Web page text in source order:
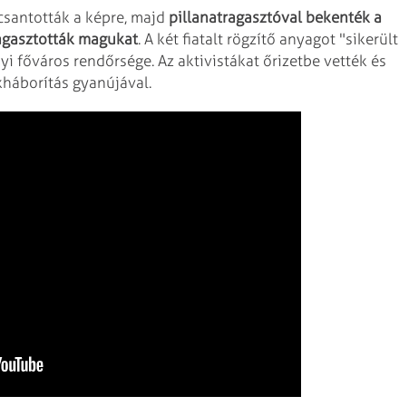
a képre, majd pillanatragasztóval bekenték a
magukat. A két fiatalt rögzítő anyagot "sikerült
főváros rendőrsége. Az aktivistákat őrizetbe vették és
gyanújával.